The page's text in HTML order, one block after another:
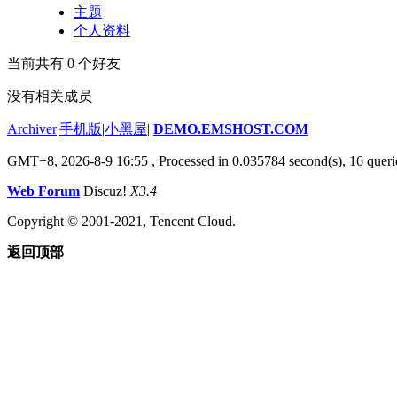
主题
个人资料
当前共有 0 个好友
没有相关成员
Archiver|手机版|小黑屋| DEMO.EMSHOST.COM
GMT+8, 2026-8-9 16:55 , Processed in 0.035784 second(s), 16
Web Forum Discuz! X3.4
Copyright © 2001-2021, Tencent Cloud.
返回顶部